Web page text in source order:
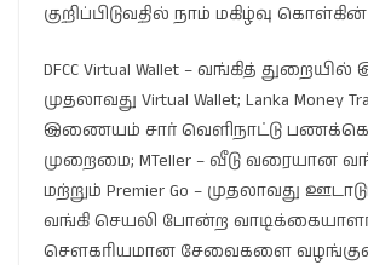
குறிப்பிடுவதில் நாம் மகிழ்வு
DFCC Virtual Wallet – வங்கித்
முதலாவது Virtual Wallet; Lanka Money
இணையம் சார் வெளிநாட்டு
முறைமை; MTeller – வீடு வரையான
மற்றும் Premier Go – முதலாவது
வங்கி செயலி போன்ற
சௌகரியமான சேவைகளை